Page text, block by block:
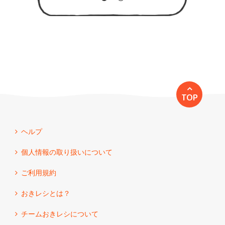
TOP
ヘルプ
個人情報の取り扱いについて
ご利用規約
おきレシとは？
チームおきレシについて